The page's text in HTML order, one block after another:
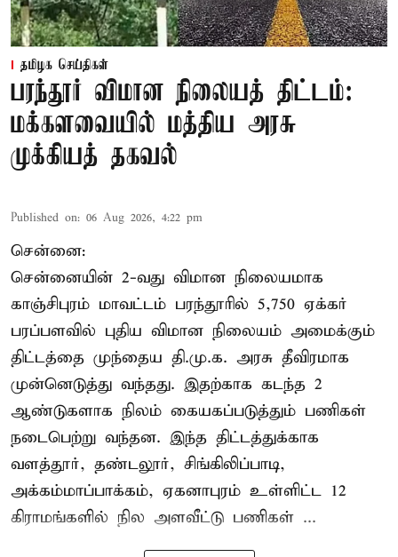
தமிழக செய்திகள்
பரந்தூர் விமான நிலையத் திட்டம்:
மக்களவையில் மத்திய அரசு
முக்கியத் தகவல்
Published on: 06 Aug 2026, 4:22 pm
சென்னை:
சென்னையின் 2-வது விமான நிலையமாக
காஞ்சிபுரம் மாவட்டம் பரந்தூரில் 5,750 ஏக்கர்
பரப்பளவில் புதிய விமான நிலையம் அமைக்கும்
திட்டத்தை முந்தைய தி.மு.க. அரசு தீவிரமாக
முன்னெடுத்து வந்தது. இதற்காக கடந்த 2
ஆண்டுகளாக நிலம் கையகப்படுத்தும் பணிகள்
நடைபெற்று வந்தன. இந்த திட்டத்துக்காக
வளத்தூர், தண்டலூர், சிங்கிலிப்பாடி,
அக்கம்மாப்பாக்கம், ஏகனாபுரம் உள்ளிட்ட 12
கிராமங்களில் நில அளவீட்டு பணிகள் ...